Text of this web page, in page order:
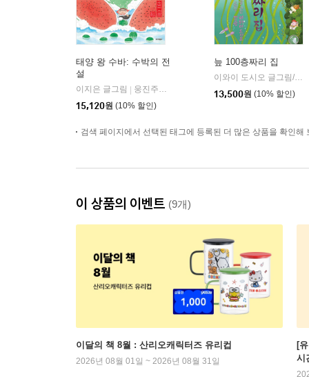
태양 왕 수바: 수박의 전
설
이지은 글그림
웅진주니어
15,120원 (10% 할인)
늪 100층짜리 집
이와이 도시오 글그림/김숙 역
13,500원 (10% 할인)
검색 페이지에서 선택된 태그에 등록된 더 많은 상품을 확인해
이 상품의 이벤트 (9개)
이달의 책 8월 : 산리오캐릭터즈 유리컵
2026년 08월 01일 ~ 2026년 08월 31일
[
시